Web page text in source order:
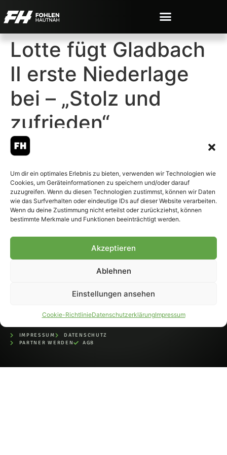
Um dir ein optimales Erlebnis zu bieten, verwenden wir Technologien wie
Cookies, um Geräteinformationen zu speichern und/oder darauf
zuzugreifen. Wenn du diesen Technologien zustimmst, können wir Daten
wie das Surfverhalten oder eindeutige IDs auf dieser Website verarbeiten.
Wenn du deine Zustimmung nicht erteilst oder zurückziehst, können
bestimmte Merkmale und Funktionen beeinträchtigt werden.
Akzeptieren
Ablehnen
Einstellungen ansehen
Cookie-RichtlinieDatenschutzerklärungImpressum
Lotte fügt Gladbach
II erste Niederlage
bei – „Stolz und
zufrieden“
© 2007-2026 Fohlen-Hautnah.de
– Alle rechte vorbehalten.
Fohlen-Hautnah.de ist ein
offiziell eingetragenes Magazin
IMPRESSUM
DATENSCHUTZ
PARTNER WERDEN
AGB